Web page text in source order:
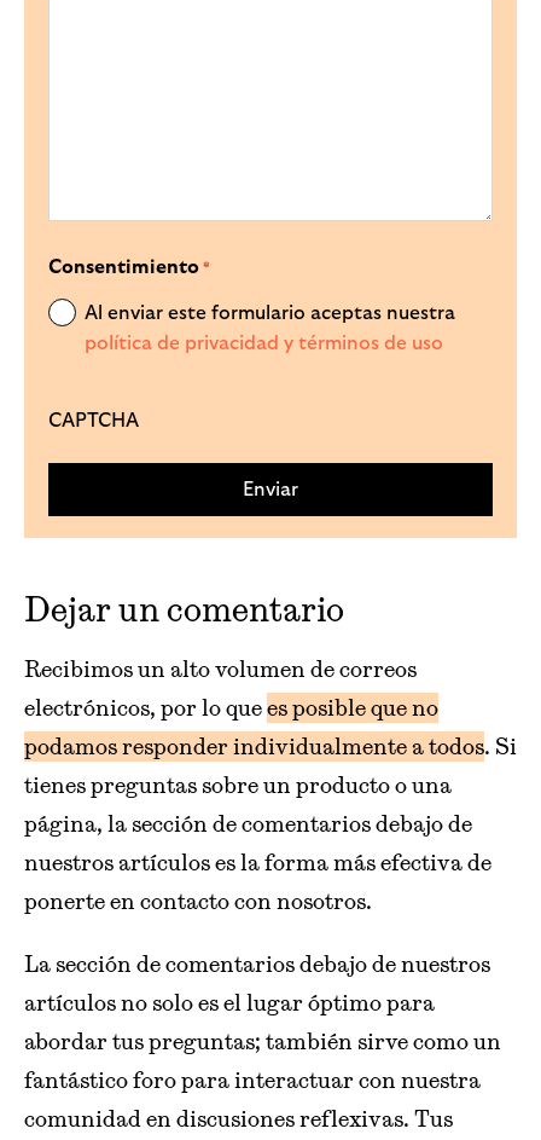
Consentimiento *
Al enviar este formulario aceptas nuestra
política de privacidad y términos de uso
CAPTCHA
Dejar un comentario
Recibimos un alto volumen de correos
electrónicos, por lo quees posible que no
podamos responder individualmente a todos. Si
tienes preguntas sobre un producto o una
página, la sección de comentarios debajo de
nuestros artículos es la forma más efectiva de
ponerte en contacto con nosotros.
La sección de comentarios debajo de nuestros
artículos no solo es el lugar óptimo para
abordar tus preguntas; también sirve como un
fantástico foro para interactuar con nuestra
comunidad en discusiones reflexivas. Tus